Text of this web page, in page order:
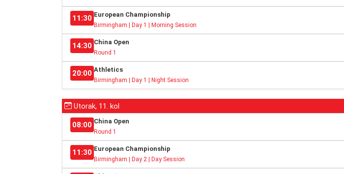
11:30 European Championship
Birmingham | Day 1 | Morning Session
14:30 China Open
Round 1
20:00 Athletics
Birmingham | Day 1 | Night Session
Utorak, 11. kol
08:00 China Open
Round 1
11:30 European Championship
Birmingham | Day 2 | Day Session